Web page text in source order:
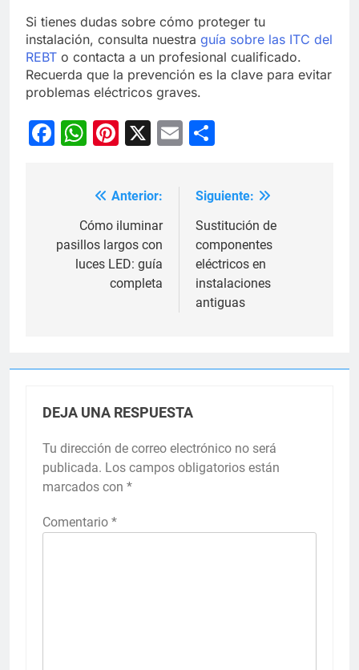
Si tienes dudas sobre cómo proteger tu
instalación, consulta nuestra guía sobre las ITC del
REBT o contacta a un profesional cualificado.
Recuerda que la prevención es la clave para evitar
problemas eléctricos graves.
Facebook
WhatsApp
Pinterest
X Email
Navegación
entradas
Anterior:
Cómo iluminar
pasillos largos con
luces LED: guía
completa
Siguiente:
Sustitución de
componentes
eléctricos en
instalaciones
antiguas
DEJA UNA RESPUESTA
Tu dirección de correo electrónico no será
publicada. Los campos obligatorios están
marcados con *
Comentario *